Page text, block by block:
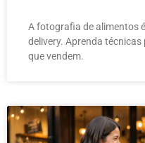
A fotografia de alimentos
delivery. Aprenda
que vendem.